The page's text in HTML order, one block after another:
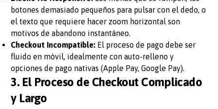
botones demasiado pequeños para pulsar con el dedo, o
el texto que requiere hacer zoom horizontal son
motivos de abandono instantáneo.
Checkout Incompatible: El proceso de pago debe ser
fluido en móvil, idealmente con auto-relleno y
opciones de pago nativas (Apple Pay, Google Pay).
3. El Proceso de Checkout Complicado
y Largo